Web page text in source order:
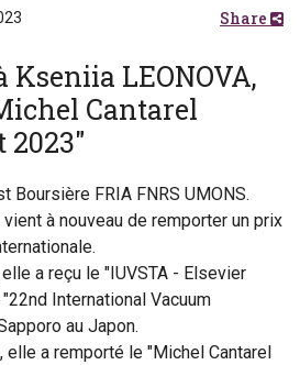
Share
LEONOVA,
Cantarel
2023"
Boursière FRIA FNRS UMONS.
à nouveau de remporter un prix
a reçu le "IUVSTA - Elsevier
International Vacuum
au Japon.
a remporté le "Michel Cantarel